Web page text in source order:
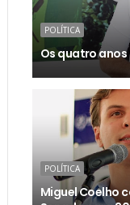
POLÍTICA
Os quatro
POLÍTICA
Miguel Coelho